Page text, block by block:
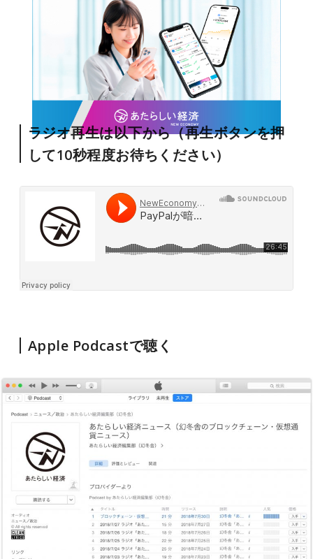
ラジオ再生は以下から（再生ボタンを押
して10秒程度お待ちください）
Apple Podcastで聴く